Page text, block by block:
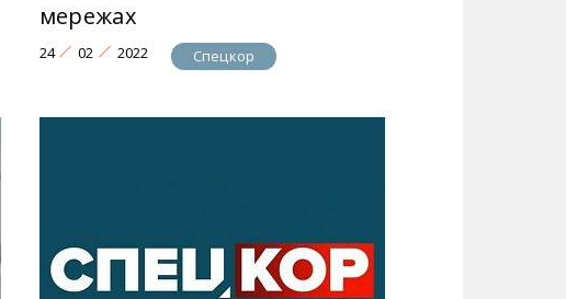
мережах
24 02 2022 Спецкор